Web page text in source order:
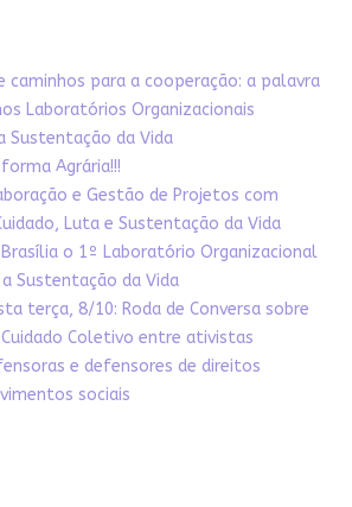
caminhos para a cooperação: a palavra
Laboratórios Organizacionais
Sustentação da Vida
Agrária!!!
e Gestão de Projetos com
Luta e Sustentação da Vida
o 1º Laboratório Organizacional
Sustentação da Vida
terça, 8/10: Roda de Conversa sobre
Coletivo entre ativistas
e defensores de direitos
sociais